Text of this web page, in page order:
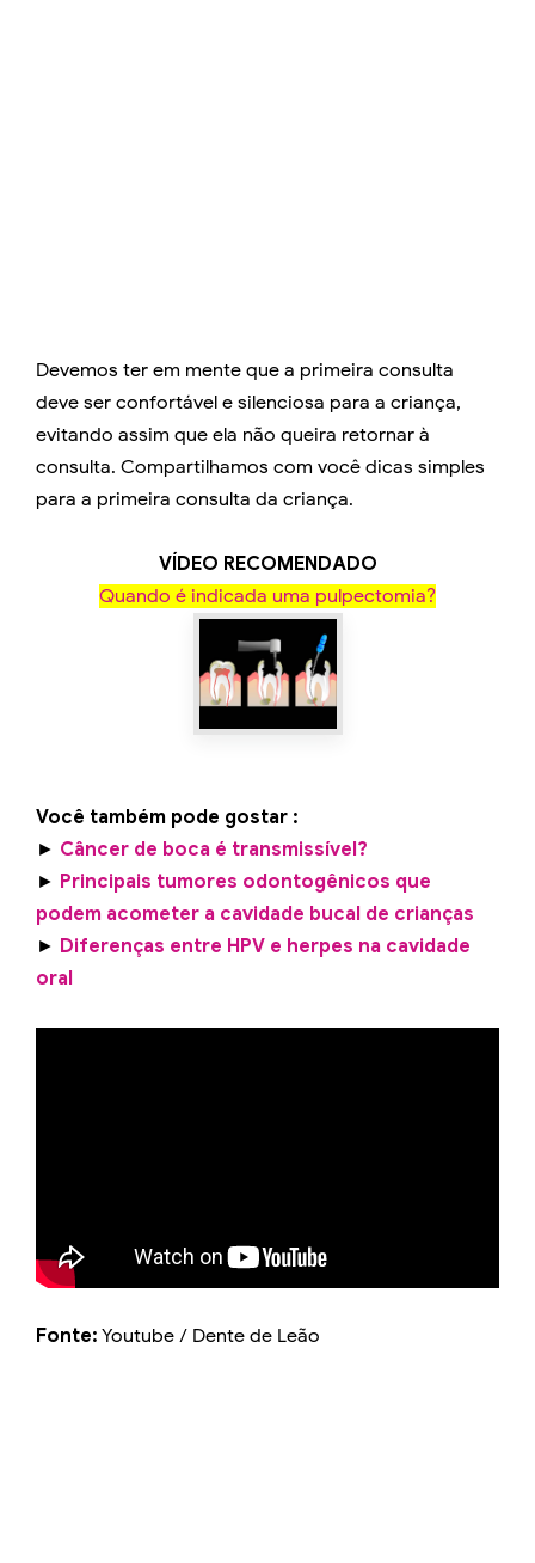
Devemos ter em mente que a primeira consulta
deve ser confortável e silenciosa para a criança,
evitando assim que ela não queira retornar à
consulta. Compartilhamos com você dicas simples
para a primeira consulta da criança.
VÍDEO RECOMENDADO
Quando é indicada uma pulpectomia?
Você também pode gostar :
► Câncer de boca é transmissível?
► Principais tumores odontogênicos que
podem acometer a cavidade bucal de crianças
► Diferenças entre HPV e herpes na cavidade
oral
Fonte: Youtube / Dente de Leão